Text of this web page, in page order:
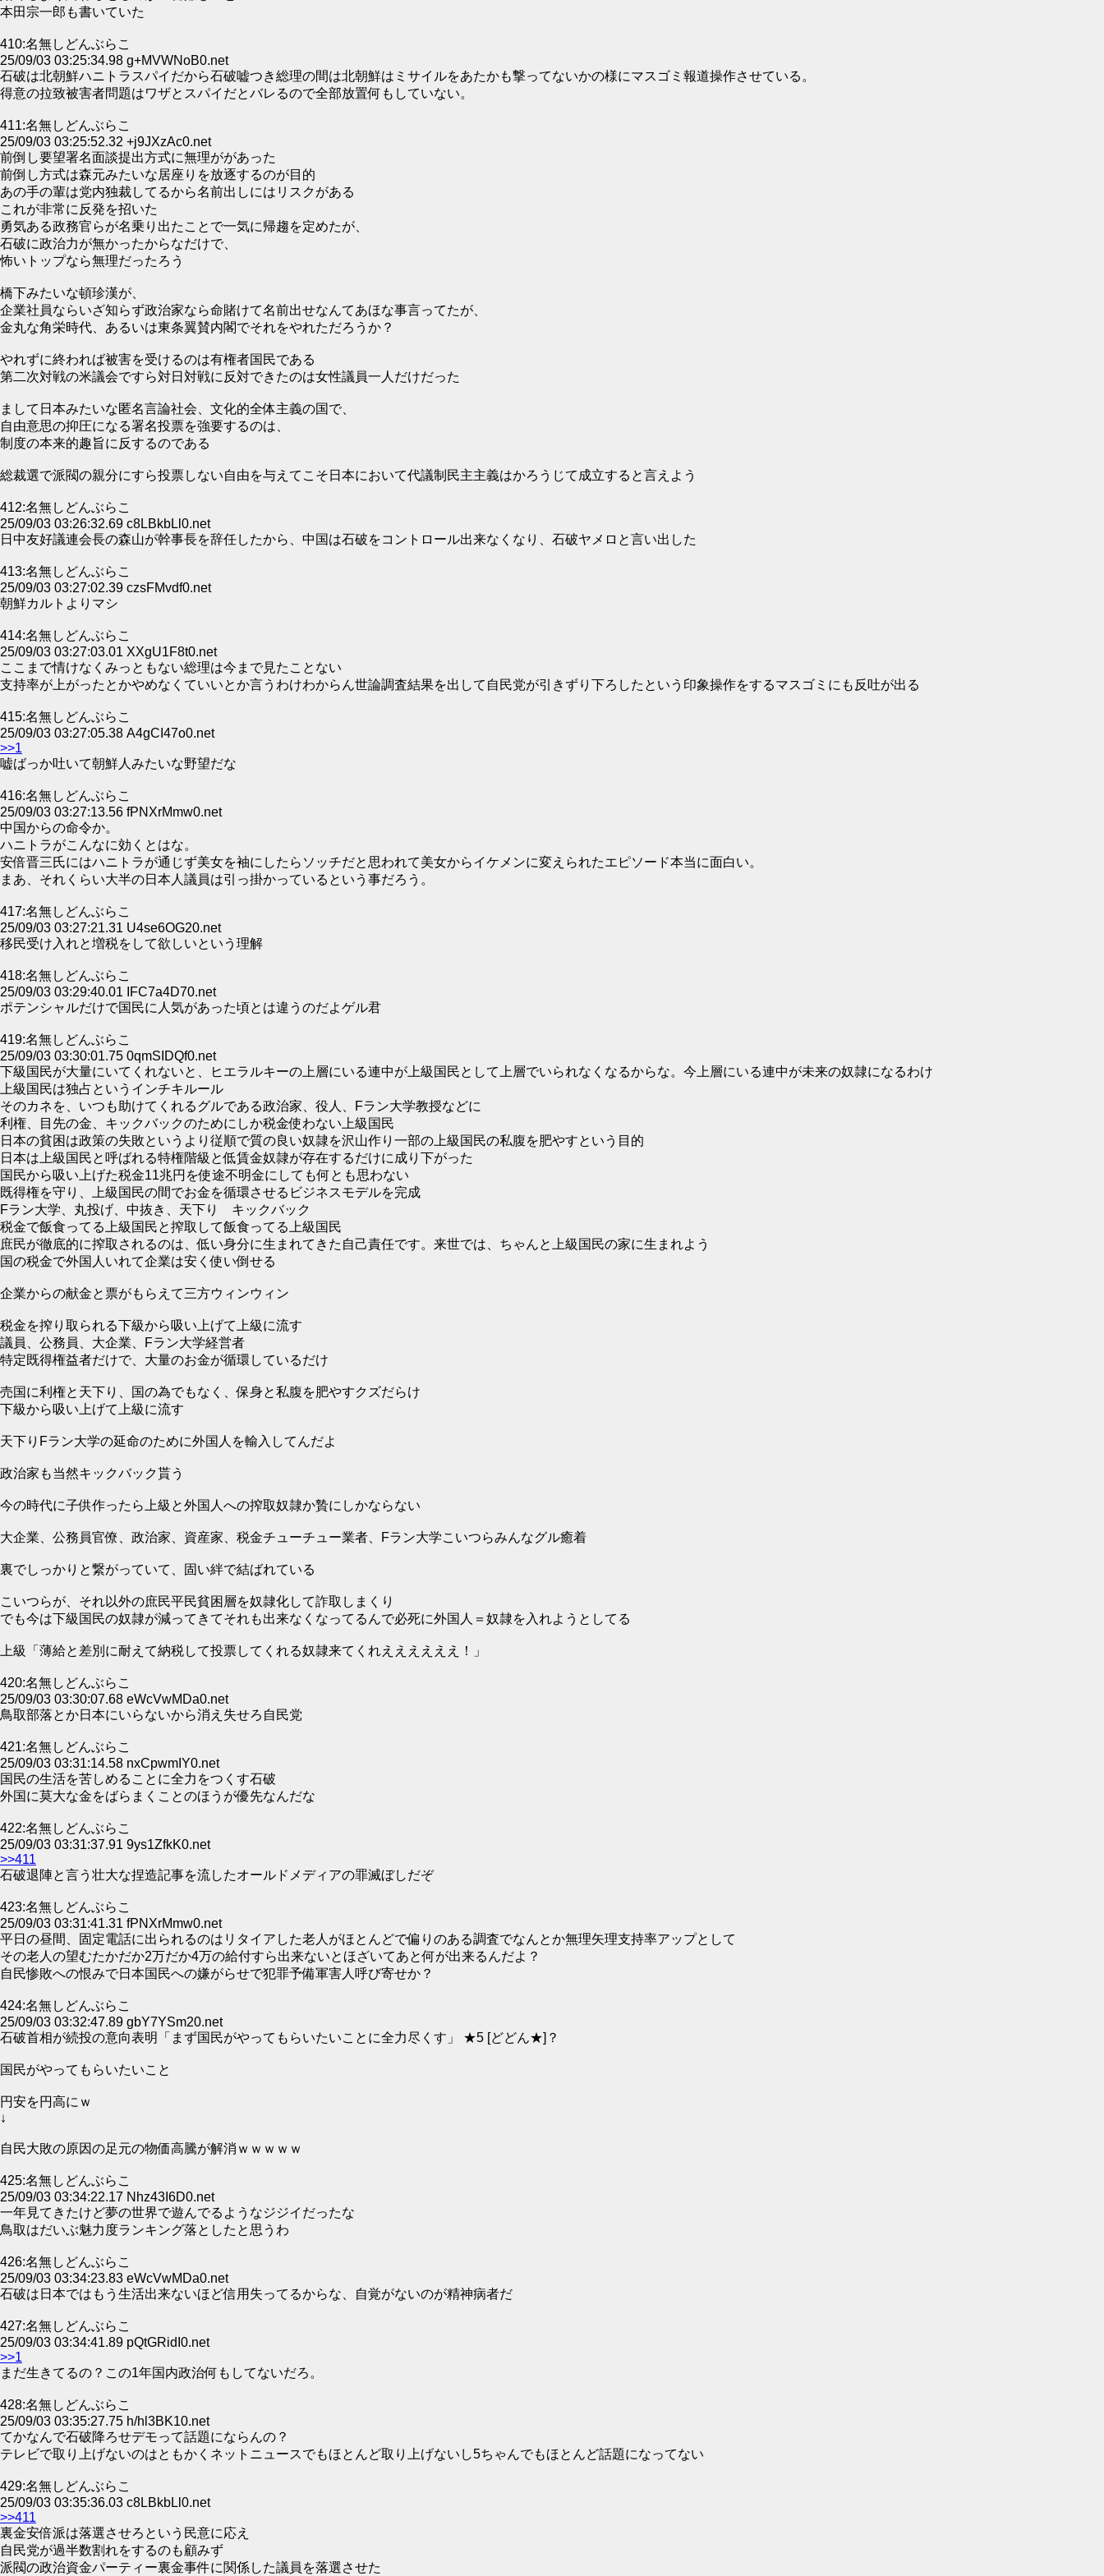
本田宗一郎も書いていた
410:名無しどんぶらこ
25/09/03 03:25:34.98 g+MVWNoB0.net
石破は北朝鮮ハニトラスパイだから石破嘘つき総理の間は北朝鮮はミサイルをあたかも撃ってないかの様にマスゴミ報道操作させている。
得意の拉致被害者問題はワザとスパイだとバレるので全部放置何もしていない。
411:名無しどんぶらこ
25/09/03 03:25:52.32 +j9JXzAc0.net
前倒し要望署名面談提出方式に無理ががあった
前倒し方式は森元みたいな居座りを放逐するのが目的
あの手の輩は党内独裁してるから名前出しにはリスクがある
これが非常に反発を招いた
勇気ある政務官らが名乗り出たことで一気に帰趨を定めたが、
石破に政治力が無かったからなだけで、
怖いトップなら無理だったろう
橋下みたいな頓珍漢が、
企業社員ならいざ知らず政治家なら命賭けて名前出せなんてあほな事言ってたが、
金丸な角栄時代、あるいは東条翼賛内閣でそれをやれただろうか？
やれずに終われば被害を受けるのは有権者国民である
第二次対戦の米議会ですら対日対戦に反対できたのは女性議員一人だけだった
まして日本みたいな匿名言論社会、文化的全体主義の国で、
自由意思の抑圧になる署名投票を強要するのは、
制度の本来的趣旨に反するのである
総裁選で派閥の親分にすら投票しない自由を与えてこそ日本において代議制民主主義はかろうじて成立すると言えよう
412:名無しどんぶらこ
25/09/03 03:26:32.69 c8LBkbLl0.net
日中友好議連会長の森山が幹事長を辞任したから、中国は石破をコントロール出来なくなり、石破ヤメロと言い出した
413:名無しどんぶらこ
25/09/03 03:27:02.39 czsFMvdf0.net
朝鮮カルトよりマシ
414:名無しどんぶらこ
25/09/03 03:27:03.01 XXgU1F8t0.net
ここまで情けなくみっともない総理は今まで見たことない
支持率が上がったとかやめなくていいとか言うわけわからん世論調査結果を出して自民党が引きずり下ろしたという印象操作をするマスゴミにも反吐が出る
415:名無しどんぶらこ
25/09/03 03:27:05.38 A4gCI47o0.net
>>1
嘘ばっか吐いて朝鮮人みたいな野望だな
416:名無しどんぶらこ
25/09/03 03:27:13.56 fPNXrMmw0.net
中国からの命令か。
ハニトラがこんなに効くとはな。
安倍晋三氏にはハニトラが通じず美女を袖にしたらソッチだと思われて美女からイケメンに変えられたエピソード本当に面白い。
まあ、それくらい大半の日本人議員は引っ掛かっているという事だろう。
417:名無しどんぶらこ
25/09/03 03:27:21.31 U4se6OG20.net
移民受け入れと増税をして欲しいという理解
418:名無しどんぶらこ
25/09/03 03:29:40.01 IFC7a4D70.net
ポテンシャルだけで国民に人気があった頃とは違うのだよゲル君
419:名無しどんぶらこ
25/09/03 03:30:01.75 0qmSIDQf0.net
下級国民が大量にいてくれないと、ヒエラルキーの上層にいる連中が上級国民として上層でいられなくなるからな。今上層にいる連中が未来の奴隷になるわけ
上級国民は独占というインチキルール
そのカネを、いつも助けてくれるグルである政治家、役人、Fラン大学教授などに
利権、目先の金、キックバックのためにしか税金使わない上級国民
日本の貧困は政策の失敗というより従順で質の良い奴隷を沢山作り一部の上級国民の私腹を肥やすという目的
日本は上級国民と呼ばれる特権階級と低賃金奴隷が存在するだけに成り下がった
国民から吸い上げた税金11兆円を使途不明金にしても何とも思わない
既得権を守り、上級国民の間でお金を循環させるビジネスモデルを完成
Fラン大学、丸投げ、中抜き、天下り キックバック
税金で飯食ってる上級国民と搾取して飯食ってる上級国民
庶民が徹底的に搾取されるのは、低い身分に生まれてきた自己責任です。来世では、ちゃんと上級国民の家に生まれよう
国の税金で外国人いれて企業は安く使い倒せる
企業からの献金と票がもらえて三方ウィンウィン
税金を搾り取られる下級から吸い上げて上級に流す
議員、公務員、大企業、Fラン大学経営者
特定既得権益者だけで、大量のお金が循環しているだけ
売国に利権と天下り、国の為でもなく、保身と私腹を肥やすクズだらけ
下級から吸い上げて上級に流す
天下りFラン大学の延命のために外国人を輸入してんだよ
政治家も当然キックバック貰う
今の時代に子供作ったら上級と外国人への搾取奴隷か贄にしかならない
大企業、公務員官僚、政治家、資産家、税金チューチュー業者、Fラン大学こいつらみんなグル癒着
裏でしっかりと繋がっていて、固い絆で結ばれている
こいつらが、それ以外の庶民平民貧困層を奴隷化して詐取しまくり
でも今は下級国民の奴隷が減ってきてそれも出来なくなってるんで必死に外国人＝奴隷を入れようとしてる
上級「薄給と差別に耐えて納税して投票してくれる奴隷来てくれええええええ！」
420:名無しどんぶらこ
25/09/03 03:30:07.68 eWcVwMDa0.net
鳥取部落とか日本にいらないから消え失せろ自民党
421:名無しどんぶらこ
25/09/03 03:31:14.58 nxCpwmIY0.net
国民の生活を苦しめることに全力をつくす石破
外国に莫大な金をばらまくことのほうが優先なんだな
422:名無しどんぶらこ
25/09/03 03:31:37.91 9ys1ZfkK0.net
>>411
石破退陣と言う壮大な捏造記事を流したオールドメディアの罪滅ぼしだぞ
423:名無しどんぶらこ
25/09/03 03:31:41.31 fPNXrMmw0.net
平日の昼間、固定電話に出られるのはリタイアした老人がほとんどで偏りのある調査でなんとか無理矢理支持率アップとして
その老人の望むたかだか2万だか4万の給付すら出来ないとほざいてあと何が出来るんだよ？
自民惨敗への恨みで日本国民への嫌がらせで犯罪予備軍害人呼び寄せか？
424:名無しどんぶらこ
25/09/03 03:32:47.89 gbY7YSm20.net
石破首相が続投の意向表明「まず国民がやってもらいたいことに全力尽くす」 ★5 [どどん★]？
国民がやってもらいたいこと
円安を円高にｗ
↓
自民大敗の原因の足元の物価高騰が解消ｗｗｗｗｗ
425:名無しどんぶらこ
25/09/03 03:34:22.17 Nhz43I6D0.net
一年見てきたけど夢の世界で遊んでるようなジジイだったな
鳥取はだいぶ魅力度ランキング落としたと思うわ
426:名無しどんぶらこ
25/09/03 03:34:23.83 eWcVwMDa0.net
石破は日本ではもう生活出来ないほど信用失ってるからな、自覚がないのが精神病者だ
427:名無しどんぶらこ
25/09/03 03:34:41.89 pQtGRidI0.net
>>1
まだ生きてるの？この1年国内政治何もしてないだろ。
428:名無しどんぶらこ
25/09/03 03:35:27.75 h/hl3BK10.net
てかなんで石破降ろせデモって話題にならんの？
テレビで取り上げないのはともかくネットニュースでもほとんど取り上げないし5ちゃんでもほとんど話題になってない
429:名無しどんぶらこ
25/09/03 03:35:36.03 c8LBkbLl0.net
>>411
裏金安倍派は落選させろという民意に応え
自民党が過半数割れをするのも顧みず
派閥の政治資金パーティー裏金事件に関係した議員を落選させた